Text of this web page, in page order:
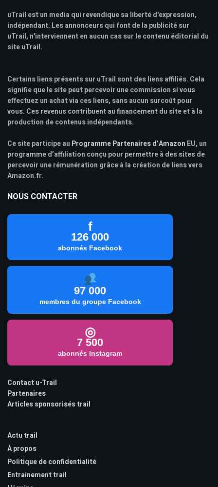
uTrail est un media qui revendique sa liberté d'expression,
indépendant. Les annonceurs qui font de la publicité sur
uTrail, n'interviennent en aucun cas sur le contenu éditorial du
site uTrail.
Certains liens présents sur uTrail sont des liens affiliés. Cela
signifie que le site peut percevoir une commission si vous
effectuez un achat via ces liens, sans aucun surcoût pour
vous. Ces revenus contribuent au financement du site et à la
production de contenus indépendants.
Ce site participe au Programme Partenaires d’Amazon EU, un
programme d’affiliation conçu pour permettre à des sites de
percevoir une rémunération grâce à la création de liens vers
Amazon.fr.
NOUS CONTACTER
f
126 000
abonnés Facebook
97 000
membres du groupe Facebook
◎
7 500
abonnés Instagram
Contact u-Trail
Partenaires
Articles sponsorisés trail
Actu trail
À propos
Politique de confidentialité
Entrainement trail